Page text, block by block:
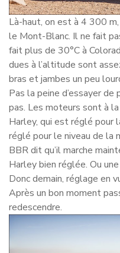
Là-haut, on est à 4 300
le Mont-Blanc. Il ne fait
fait plus de 30°C à
dues à l’altitude sont
bras et jambes un peu
Pas la peine d’essayer
pas. Les moteurs sont à
Harley, qui est réglé pour
réglé pour le niveau de la
BBR dit qu’il marche
Harley bien réglée. Ou
Donc demain, réglage en
Après un bon moment
redescendre.